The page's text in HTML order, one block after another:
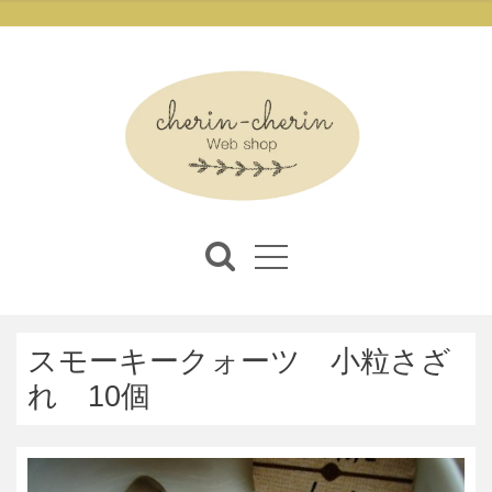
スモーキークォーツ 小粒さざ
れ 10個